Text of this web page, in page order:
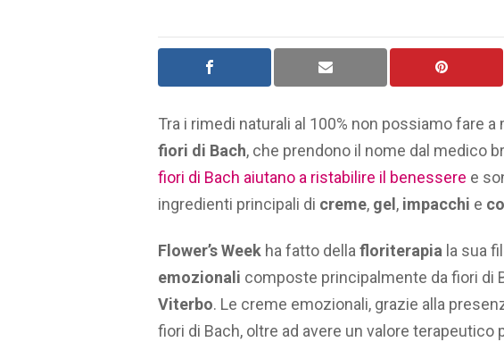
Tra i rimedi naturali al 100% non possiamo fare
fiori di Bach, che prendono il nome dal medico
fiori di Bach aiutano a ristabilire il benessere e
ingredienti principali di creme, gel, impacchi e
Flower’s Week ha fatto della floriterapia la sua
emozionali composte principalmente da fiori di
Viterbo. Le creme emozionali, grazie alla
fiori di Bach, oltre ad avere un valore terapeutico